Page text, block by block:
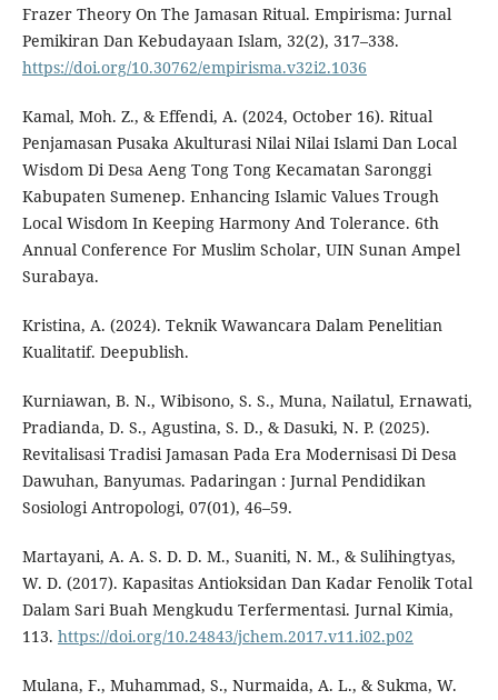
Frazer Theory On The Jamasan Ritual. Empirisma: Jurnal
Pemikiran Dan Kebudayaan Islam, 32(2), 317–338.
https://doi.org/10.30762/empirisma.v32i2.1036
Kamal, Moh. Z., & Effendi, A. (2024, October 16). Ritual
Penjamasan Pusaka Akulturasi Nilai Nilai Islami Dan Local
Wisdom Di Desa Aeng Tong Tong Kecamatan Saronggi
Kabupaten Sumenep. Enhancing Islamic Values Trough
Local Wisdom In Keeping Harmony And Tolerance. 6th
Annual Conference For Muslim Scholar, UIN Sunan Ampel
Surabaya.
Kristina, A. (2024). Teknik Wawancara Dalam Penelitian
Kualitatif. Deepublish.
Kurniawan, B. N., Wibisono, S. S., Muna, Nailatul, Ernawati,
Pradianda, D. S., Agustina, S. D., & Dasuki, N. P. (2025).
Revitalisasi Tradisi Jamasan Pada Era Modernisasi Di Desa
Dawuhan, Banyumas. Padaringan : Jurnal Pendidikan
Sosiologi Antropologi, 07(01), 46–59.
Martayani, A. A. S. D. D. M., Suaniti, N. M., & Sulihingtyas,
W. D. (2017). Kapasitas Antioksidan Dan Kadar Fenolik Total
Dalam Sari Buah Mengkudu Terfermentasi. Jurnal Kimia,
113. https://doi.org/10.24843/jchem.2017.v11.i02.p02
Mulana, F., Muhammad, S., Nurmaida, A. L., & Sukma, W.